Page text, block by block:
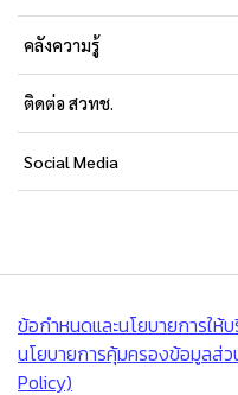
คลังความรู้
ติดต่อ สวทช.
Social Media
ข้อกำหนดและนโยบายการให้
นโยบายการคุ้มครองข้อมูลส่
Policy)